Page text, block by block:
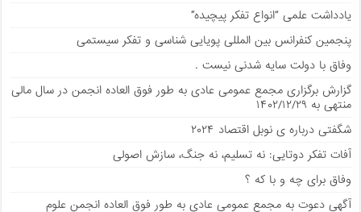
يادداشت علمی “انواع تفکر پیچیده”
پنجمین کنفرانس بین المللی پویایی شناسی و تفکر سیستمی
وفاق با دولت سایه شدنی نیست .
گزارش برگزاری مجمع عمومی عادی به طور فوق العاده انجمن در سال مالی
منتهی به ۱۴۰۲/۱۲/۲۹
شگفتی درباره ی نوبل اقتصاد ۲۰۲۴
آفات تفکر دوتایی: نه تسلیم، نه جنگ، سازش اصولی
وفاق برای چه و با که ؟
آگهی دعوت به مجمع عمومی عادی به طور فوق العاده انجمن علوم